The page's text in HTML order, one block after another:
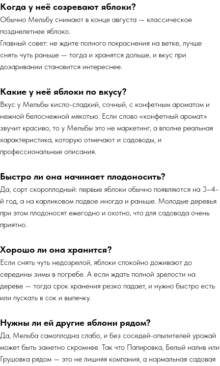
Когда у неё созревают яблоки?
Обычно Мельбу снимают в конце августа — классическое
позднелетнее яблоко.
Главный совет: не ждите полного покраснения на ветке, лучше
снять чуть раньше — тогда и хранятся дольше, и вкус при
дозаривании становится интереснее.
Какие у неё яблоки по вкусу?
Вкус у Мельбы кисло-сладкий, сочный, с конфетным ароматом и
нежной белоснежной мякотью. Если слово «конфетный аромат»
звучит красиво, то у Мельбы это не маркетинг, а вполне реальная
характеристика, которую отмечают и садоводы, и
профессиональные описания.
Быстро ли она начинает плодоносить?
Да, сорт скороплодный: первые яблоки обычно появляются на 3–4-
й год, а на карликовом подвое иногда и раньше. Молодые деревья
при этом плодоносят ежегодно и охотно, что для садовода очень
приятно.
Хорошо ли она хранится?
Если снять чуть недозрелой, яблоки спокойно доживают до
середины зимы в погребе. А если ждать полной зрелости на
дереве — тогда срок хранения резко падает, и нужно быстро есть
или пускать в сок и выпечку.
Нужны ли ей другие яблони рядом?
Да, Мельба самоплодна слабо, и без соседей-опылителей урожай
может быть заметно скромнее. Так что Папировка, Белый налив или
Грушовка рядом — это не лишняя компания, а нормальная садовая